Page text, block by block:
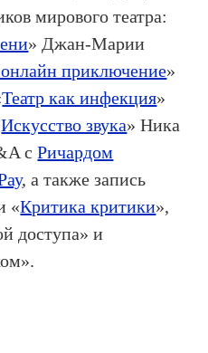
мирового театра:
» Джан-Марии
онлайн приключение»
Театр как инфекция»
Искусство звука» Ника
сРичардом
, а также запись
«Критика критики»,
доступа» и